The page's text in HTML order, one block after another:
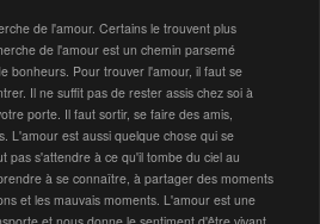
de l'amour. Certains le trouvent plus
de l'amour est un chemin parsemé
bonheurs. Pour trouver l'amour, il faut se
Il ne suffit pas de rester assis chez soi à
porte. Il faut sortir, se faire des amis,
L'amour est aussi quelque chose qui se
pas s'attendre à ce qu'il tombe du ciel au
à se connaître, à partager des moments
et les mauvais moments. L'amour est une